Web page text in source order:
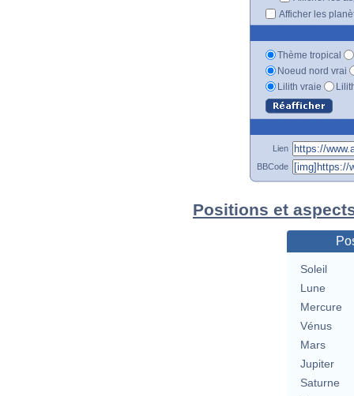
Afficher les
Thème tropical
Noeud nord vrai
Lilith vraie
Lien
BBCode
Positions et
Soleil
Lune
Mercure
Vénus
Mars
Jupiter
Saturne